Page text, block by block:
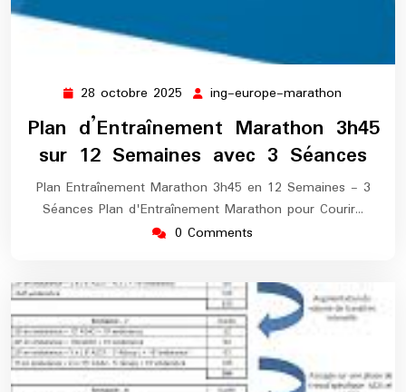
28 octobre 2025 28
octobre
2025
ing-europe-marathon
europe-
marathon
Plan d’Entraînement Marathon 3h45
sur 12 Semaines avec 3 Séances
Plan Entraînement Marathon 3h45 en 12 Semaines - 3
Séances Plan d'Entraînement Marathon pour Courir…
0 Comments